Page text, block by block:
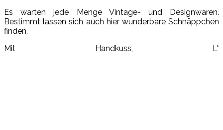
Es warten jede Menge Vintage- und Designwaren.
Bestimmt lassen sich auch hier wunderbare Schnäppchen
finden.
Mit Handkuss, L*